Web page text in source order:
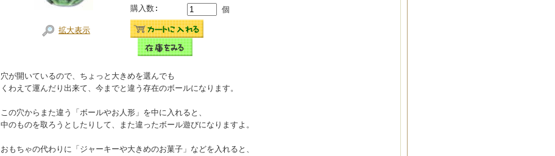
拡大表示
購入数:
個
穴が開いているので、ちょっと大きめを選んでも
くわえて運んだり出来て、今までと違う存在のボールになります。
この穴からまた違う「ボールやお人形」を中に入れると、
中のものを取ろうとしたりして、また違ったボール遊びになりますよ。
おもちゃの代わりに「ジャーキーや大きめのお菓子」などを入れると、